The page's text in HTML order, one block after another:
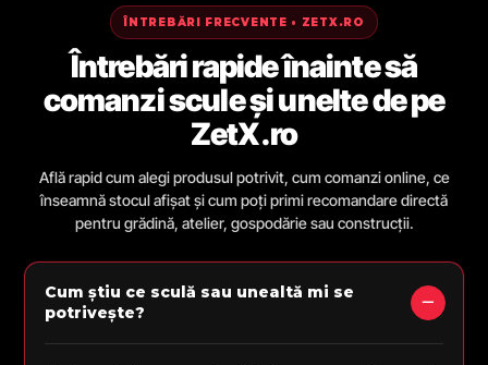
ÎNTREBĂRI FRECVENTE • ZETX.RO
Întrebări rapide înainte să
comanzi scule și unelte de pe
ZetX.ro
Află rapid cum alegi produsul potrivit, cum comanzi online, ce
înseamnă stocul afișat și cum poți primi recomandare directă
pentru grădină, atelier, gospodărie sau construcții.
Cum știu ce sculă sau unealtă mi se
potrivește?